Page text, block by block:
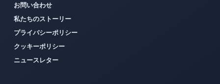
お問い合わせ
私たちのストーリー
プライバシーポリシー
クッキーポリシー
ニュースレター